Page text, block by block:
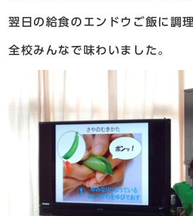
翌日の給食のエンドウご飯に調
全校みんなで味わいました。